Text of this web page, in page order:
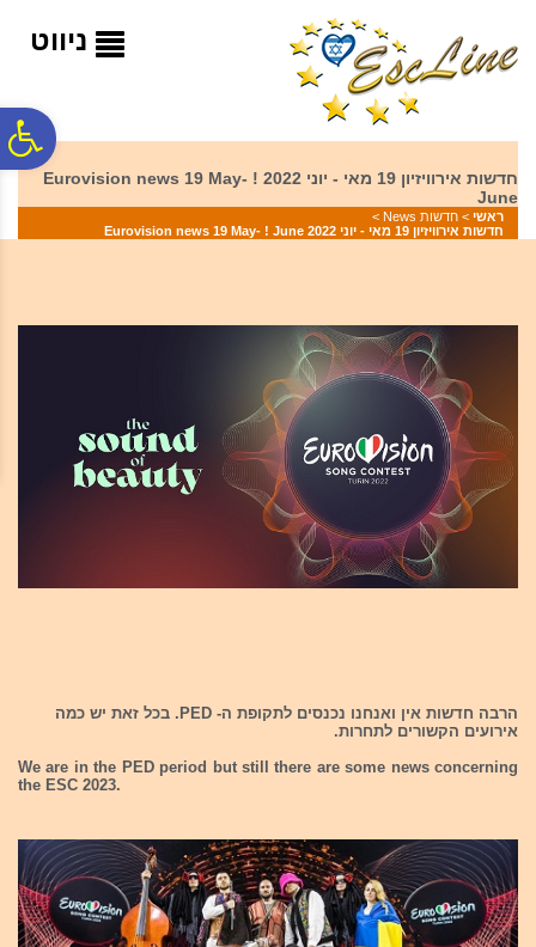
המרכזי
ניווט
חדשות אירוויזיון 19 מאי - יוני 2022 Eurovision news 19 May- !
June
ראשי > חדשות News
>
חדשות אירוויזיון 19 מאי - יוני 2022 Eurovision news 19 May- ! June
הרבה חדשות אין ואנחנו נכנסים לתקופת ה- PED. בכל זאת יש כמה
אירועים הקשורים לתחרות.
We are in the PED period but still there are some news concerning
the ESC 2023.